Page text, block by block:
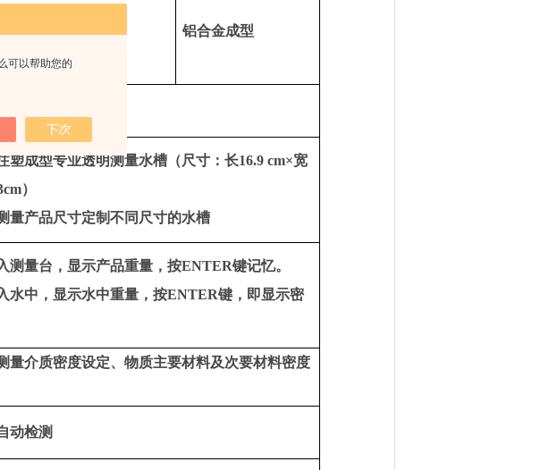
可以帮助您的
铝合金成型
塑成型专业透明测量水槽（尺寸：长16.9 cm×宽
）
量产品尺寸定制不同尺寸的水槽
测量台，显示产品重量，按ENTER键记忆。
水中，显示水中重量，按ENTER键，即显示密
量介质密度设定、物质主要材料及次要材料密度
动检测